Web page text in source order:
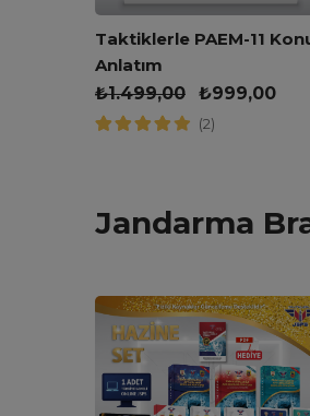
Taktiklerle PAEM-11
Anlatım
₺1.499,00 ₺999,00
(2)
Jandarma